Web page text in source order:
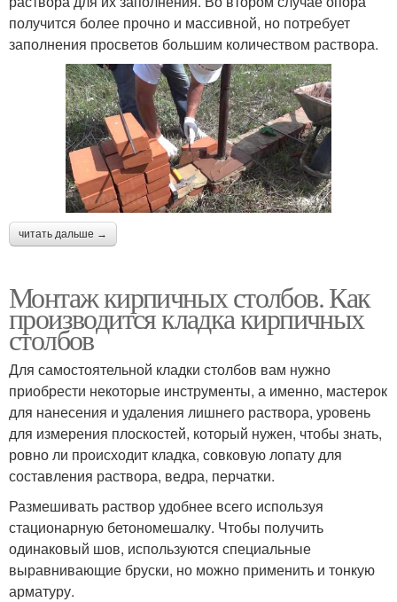
получится более прочно и массивной, но потребует
заполнения просветов большим количеством раствора.
читать дальше →
Монтаж кирпичных столбов. Как
производится кладка кирпичных
столбов
Для самостоятельной кладки столбов вам нужно
приобрести некоторые инструменты, а именно, мастерок
для нанесения и удаления лишнего раствора, уровень
для измерения плоскостей, который нужен, чтобы знать,
ровно ли происходит кладка, совковую лопату для
составления раствора, ведра, перчатки.
Размешивать раствор удобнее всего используя
стационарную бетономешалку. Чтобы получить
одинаковый шов, используются специальные
выравнивающие бруски, но можно применить и тонкую
арматуру.